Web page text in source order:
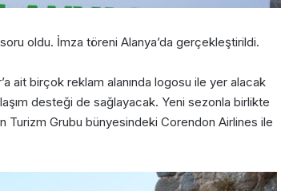
oldu. İmza töreni Alanya’da gerçekleştirildi.
ait birçok reklam alanında logosu ile yer alacak
desteği de sağlayacak. Yeni sezonla birlikte
Turizm Grubu bünyesindeki Corendon Airlines ile